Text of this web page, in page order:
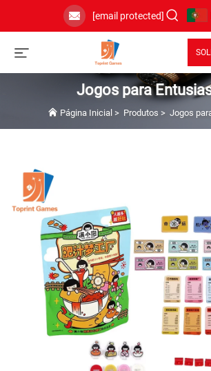
[email protected]
Jogos para
Página Inicial > Produtos > Jogos